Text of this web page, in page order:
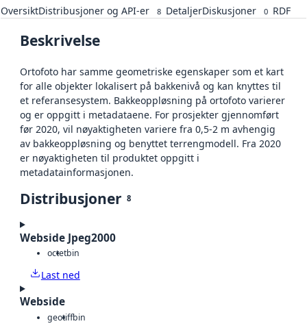
OversiktDistribusjoner og API-er 8 DetaljerDiskusjoner 0 RDF
Beskrivelse
Ortofoto har samme geometriske egenskaper som et kart
for alle objekter lokalisert på bakkenivå og kan knyttes til
et referansesystem. Bakkeoppløsning på ortofoto varierer
og er oppgitt i metadataene. For prosjekter gjennomført
før 2020, vil nøyaktigheten variere fra 0,5-2 m avhengig
av bakkeoppløsning og benyttet terrengmodell. Fra 2020
er nøyaktigheten til produktet oppgitt i
metadatainformasjonen.
Distribusjoner 8
Webside Jpeg2000
octetbin
Last ned
Webside
geotiffbin